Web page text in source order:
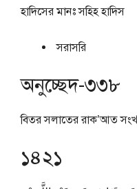
হাদিসের মানঃসহিহ হাদিস
সরাসরি
অনুচ্ছেদ-৩৩৮
বিতর সলাতের রাক’আত
১৪২১